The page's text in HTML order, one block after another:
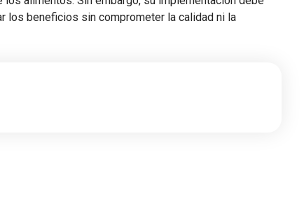
los beneficios sin comprometer la calidad ni la